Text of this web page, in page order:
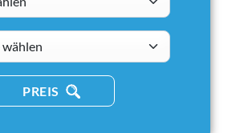
PREIS